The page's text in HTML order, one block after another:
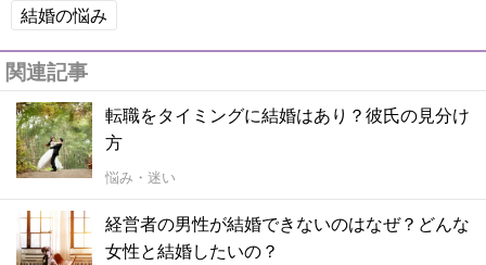
結婚の悩み
関連記事
転職をタイミングに結婚はあり？彼氏の見分け
方
悩み・迷い
経営者の男性が結婚できないのはなぜ？どんな
女性と結婚したいの？